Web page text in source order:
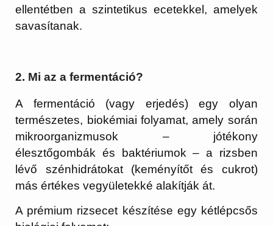
ellentétben a szintetikus ecetekkel, amelyek
savasítanak.
2. Mi az a fermentáció?
A fermentáció (vagy erjedés) egy olyan
természetes, biokémiai folyamat, amely során
mikroorganizmusok – jótékony
élesztőgombák és baktériumok – a rizsben
lévő szénhidrátokat (keményítőt és cukrot)
más értékes vegyületekké alakítják át.
A prémium rizsecet készítése egy kétlépcsős